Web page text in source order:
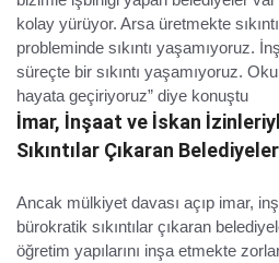
kolay yürüyor. Arsa üretmekte
probleminde sıkıntı yaşamıyoruz.
süreçte bir sıkıntı yaşamıyoruz.
hayata geçiriyoruz” diye konuştu
İmar, İnşaat ve İskan
Sıkıntılar Çıkaran Belediyeler
Ancak mülkiyet davası açıp imar,
bürokratik sıkıntılar çıkaran
öğretim yapılarını inşa etmekte